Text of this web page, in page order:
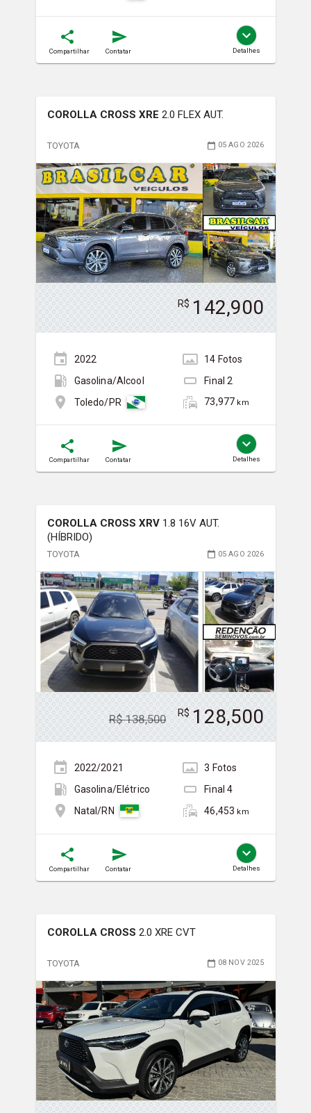
Compartilhar Contatar Detalhes
COROLLA CROSS XRE 2.0 FLEX AUT.
TOYOTA 05 AGO 2026
R$ 142,900
2022 14 Fotos
Gasolina/Álcool
Final2
Toledo/PR
73,977 km
Compartilhar Contatar Detalhes
COROLLA CROSS XRV 1.8 16V AUT.
(HÍBRIDO)
TOYOTA 05 AGO 2026
R$138,500 R$ 128,500
2022/2021 3 Fotos
Gasolina/Elétrico
Final4
Natal/RN
46,453 km
Compartilhar Contatar Detalhes
COROLLA CROSS 2.0 XRE CVT
TOYOTA 08 NOV 2025